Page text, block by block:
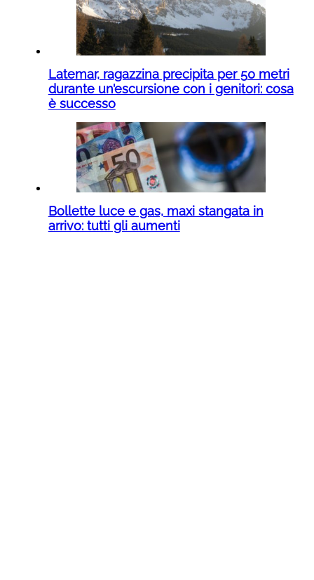
Latemar, ragazzina precipita per 50 metri
durante un’escursione con i genitori: cosa
è successo
Bollette luce e gas, maxi stangata in
arrivo: tutti gli aumenti